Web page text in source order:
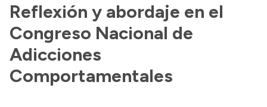
Archivo de noticias
Transparencia
Presupuesto
Reflexión y abordaje en el
Congreso Nacional de
Adicciones
Comportamentales